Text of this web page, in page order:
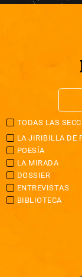
TODAS LAS
LA JIRIBILLA DE
POESÍA
LA MIRADA
DOSSIER
ENTREVISTAS
BIBLIOTECA